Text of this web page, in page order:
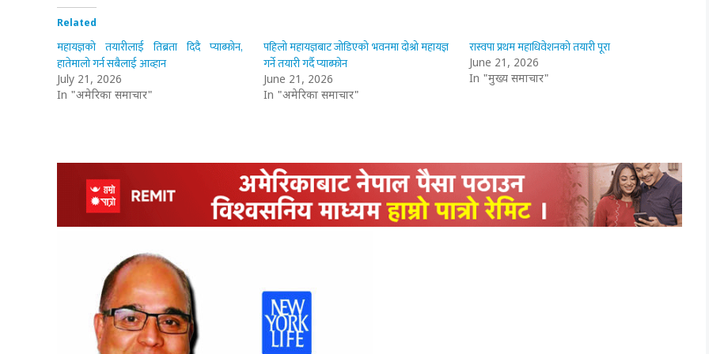
Related
महायज्ञको तयारीलाई तिब्रता दिदै प्याब्फोन,
हातेमालो गर्न सबैलाई आव्हान
July 21, 2026
In "अमेरिका समाचार"
पहिलो महायज्ञबाट जोडिएको भवनमा दोश्रो महायज्ञ
गर्ने तयारी गर्दै प्याब्फोन
June 21, 2026
In "अमेरिका समाचार"
रास्वपा प्रथम महाधिवेशनको तयारी पूरा
June 21, 2026
In "मुख्य समाचार"